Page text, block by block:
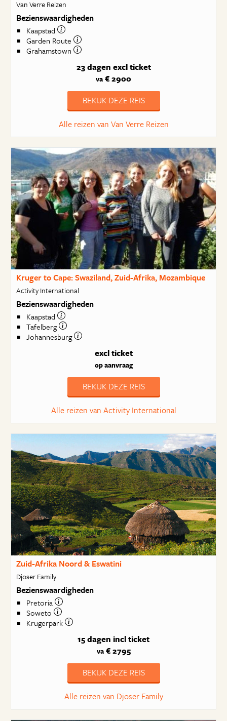
Van Verre Reizen
Bezienswaardigheden
Kaapstad
Garden Route
Grahamstown
23 dagen excl ticket
va € 2900
BEKIJK DEZE REIS
Alle reizen van Van Verre Reizen
Kruger to Cape: Swaziland, Zuid-Afrika, Mozambique
Activity International
Bezienswaardigheden
Kaapstad
Tafelberg
Johannesburg
excl ticket
op aanvraag
BEKIJK DEZE REIS
Alle reizen van Activity International
Zuid-Afrika Noord & Eswatini
Djoser Family
Bezienswaardigheden
Pretoria
Soweto
Krugerpark
15 dagen incl ticket
va€ 2795
BEKIJK DEZE REIS
Alle reizen van Djoser Family